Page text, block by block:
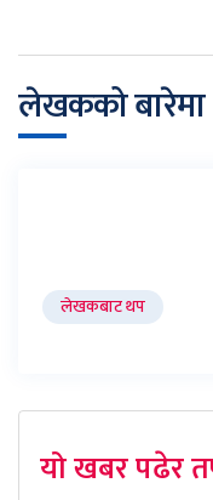
लेखकको बारेमा
लेखकबाट थप
यो खबर पढेर